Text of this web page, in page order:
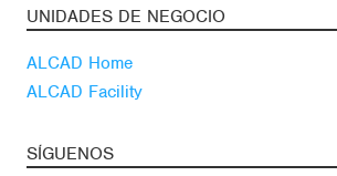
UNIDADES DE NEGOCIO
ALCAD Home
ALCAD Facility
SÍGUENOS